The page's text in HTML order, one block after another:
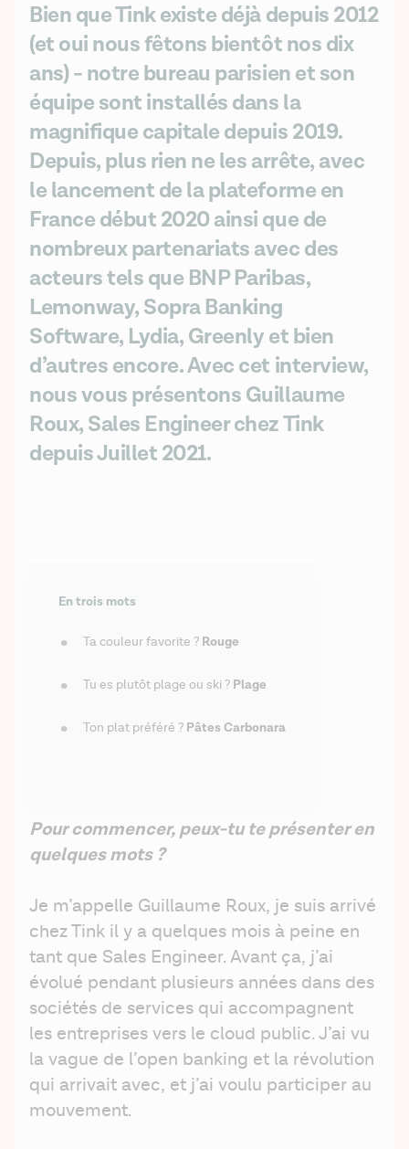
Bien que Tink existe déjà depuis 2012
(et oui nous fêtons bientôt nos dix
ans) - notre bureau parisien et son
équipe sont installés dans la
magnifique capitale depuis 2019.
Depuis, plus rien ne les arrête, avec
le lancement de la plateforme en
France début 2020 ainsi que de
nombreux partenariats avec des
acteurs tels que BNP Paribas,
Lemonway, Sopra Banking
Software, Lydia, Greenly et bien
d’autres encore. Avec cet interview,
nous vous présentons Guillaume
Roux, Sales Engineer chez Tink
depuis Juillet 2021.
En trois mots
Ta couleur favorite ? Rouge
Tu es plutôt plage ou ski ? Plage
Ton plat préféré ? Pâtes Carbonara
Pour commencer, peux-tu te présenter en
quelques mots ?
Je m’appelle Guillaume Roux, je suis arrivé
chez Tink il y a quelques mois à peine en
tant que Sales Engineer. Avant ça, j’ai
évolué pendant plusieurs années dans des
sociétés de services qui accompagnent
les entreprises vers le cloud public. J’ai vu
la vague de l’open banking et la révolution
qui arrivait avec, et j’ai voulu participer au
mouvement.